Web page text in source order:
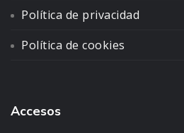
Política de privacidad
Política de cookies
Accesos